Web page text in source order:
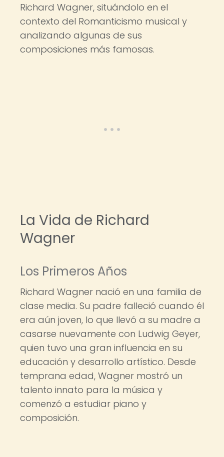
Richard Wagner, situándolo en el
contexto del Romanticismo musical y
analizando algunas de sus
composiciones más famosas.
La Vida de Richard
Wagner
Los Primeros Años
Richard Wagner nació en una familia de
clase media. Su padre falleció cuando él
era aún joven, lo que llevó a su madre a
casarse nuevamente con Ludwig Geyer,
quien tuvo una gran influencia en su
educación y desarrollo artístico. Desde
temprana edad, Wagner mostró un
talento innato para la música y
comenzó a estudiar piano y
composición.